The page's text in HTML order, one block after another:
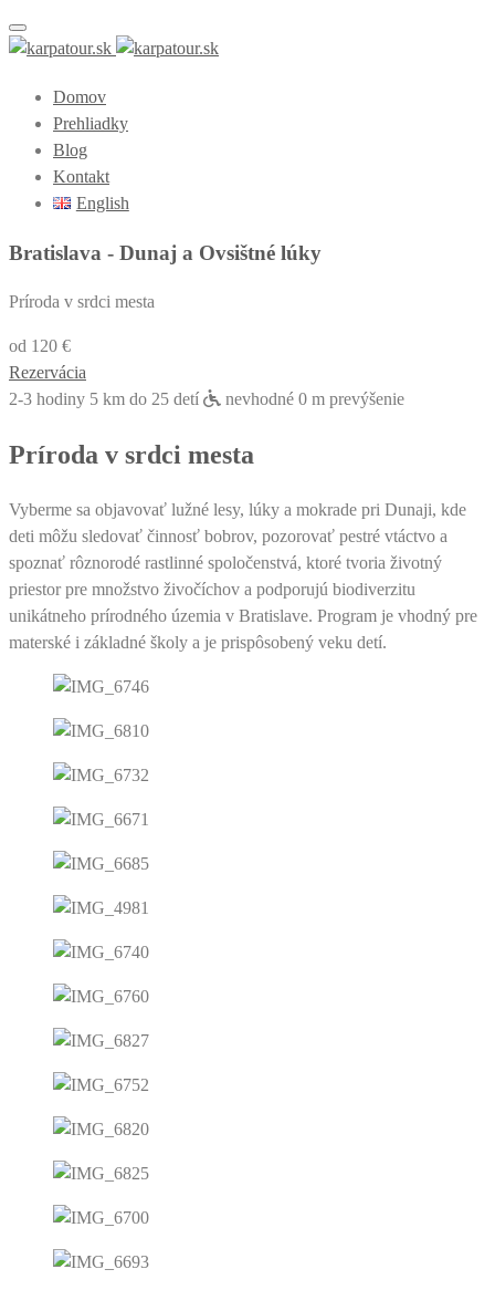
Toggle navigation
Domov
Prehliadky
Blog
Kontakt
English
Bratislava - Dunaj a Ovsištné lúky
Príroda v srdci mesta
od 120 €
Rezervácia
2-3 hodiny 5 km do 25 detí nevhodné 0 m prevýšenie
Príroda v srdci mesta
Vyberme sa objavovať lužné lesy, lúky a mokrade pri Dunaji, kde
deti môžu sledovať činnosť bobrov, pozorovať pestré vtáctvo a
spoznať rôznorodé rastlinné spoločenstvá, ktoré tvoria životný
priestor pre množstvo živočíchov a podporujú biodiverzitu
unikátneho prírodného územia v Bratislave. Program je vhodný pre
materské i základné školy a je prispôsobený veku detí.